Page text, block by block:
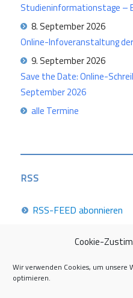
Cookie-
Wir verwenden Cookies, um unsere
optimieren.
Studieninformationstage –
8. September 2026
Online-Infoveranstaltung
9. September 2026
Save the Date: Online-
September 2026
alle Termine
RSS
RSS-FEED abonnieren
Career Week 2026